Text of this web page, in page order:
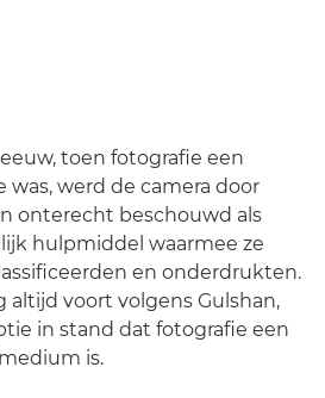
toen fotografie een
werd de camera door
onterecht beschouwd als
hulpmiddel waarmee ze
en onderdrukten.
altijd voort volgens Gulshan,
in stand dat fotografie een
is.